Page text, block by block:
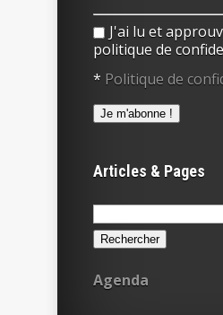
J'ai lu et
politique de
* Politique de
Articles & Pages
Rechercher :
Agenda